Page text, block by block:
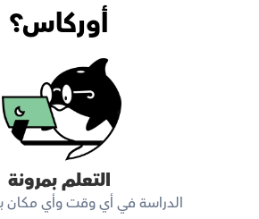
أوركاس؟
التعلم بمرونة
الدراسة في أي وقت وأي مكان